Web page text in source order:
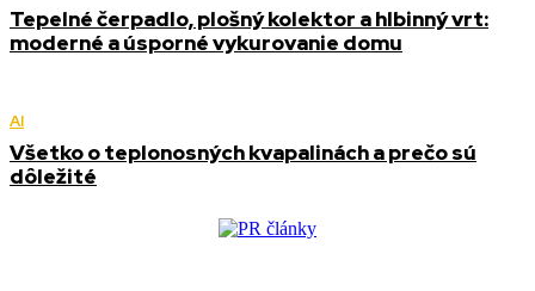
Tepelné čerpadlo, plošný kolektor a hlbinný vrt:
moderné a úsporné vykurovanie domu
AI
Všetko o teplonosných kvapalinách a prečo sú
dôležité